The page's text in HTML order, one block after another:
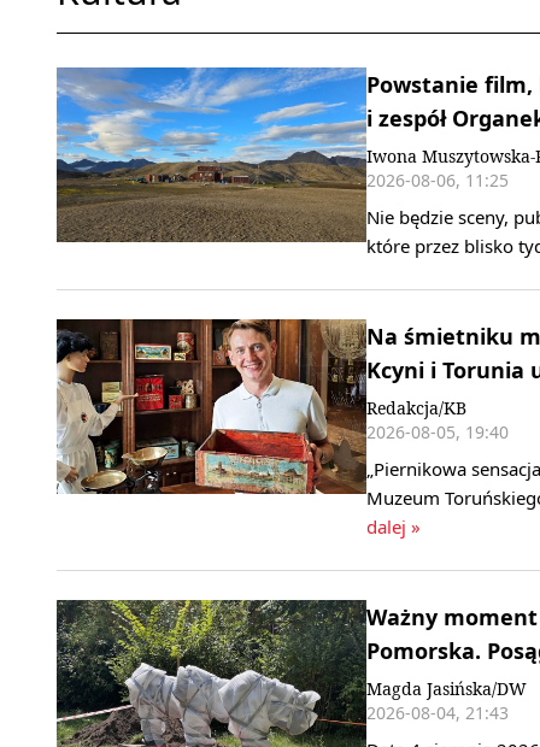
Powstanie film,
i zespół
Iwona Muszytowska-
2026-08-06, 11:25
Nie będzie sceny,
które przez blisko
Na śmietniku
Kcyni i Torunia
Redakcja/KB
2026-08-05, 19:40
„Piernikowa
Muzeum
dalej »
Ważny
Pomorska.
Magda Jasińska/DW
2026-08-04, 21:43